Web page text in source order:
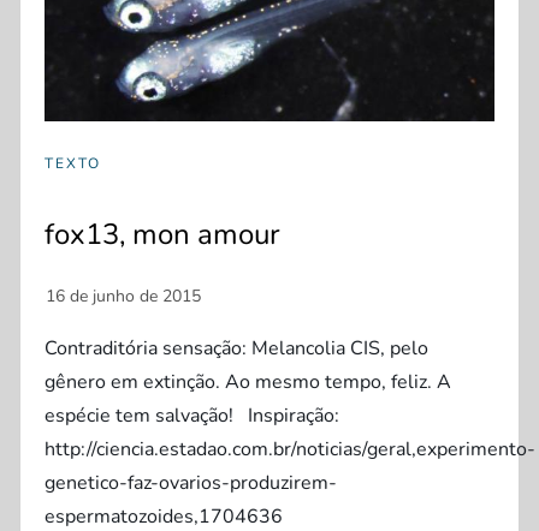
TEXTO
fox13, mon amour
Contraditória sensação: Melancolia CIS, pelo
gênero em extinção. Ao mesmo tempo, feliz. A
espécie tem salvação! Inspiração:
http://ciencia.estadao.com.br/noticias/geral,experimento-
genetico-faz-ovarios-produzirem-
espermatozoides,1704636